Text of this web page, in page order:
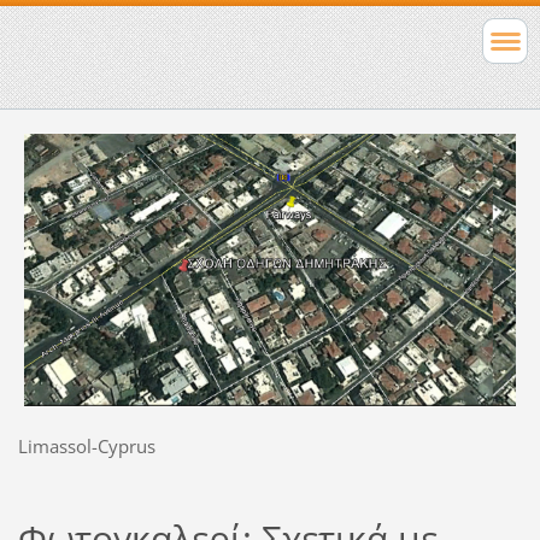
Limassol-Cyprus